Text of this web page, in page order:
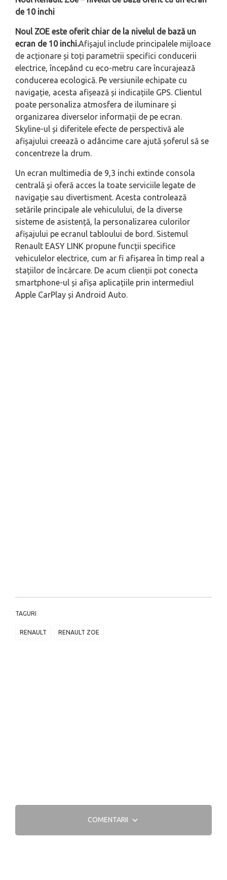
de 10 inchi
Noul ZOE este oferit chiar de la nivelul de bază un
ecran de 10 inchi.Afișajul include principalele mijloace
de acționare și toți parametrii specifici conducerii
electrice, începând cu eco-metru care încurajează
conducerea ecologică. Pe versiunile echipate cu
navigație, acesta afișează și indicațiile GPS. Clientul
poate personaliza atmosfera de iluminare și
organizarea diverselor informații de pe ecran.
Skyline-ul și diferitele efecte de perspectivă ale
afișajului creează o adâncime care ajută șoferul să se
concentreze la drum.
Un ecran multimedia de 9,3 inchi extinde consola
centrală şi oferă acces la toate serviciile legate de
navigație sau divertisment. Acesta controlează
setările principale ale vehiculului, de la diverse
sisteme de asistență, la personalizarea culorilor
afișajului pe ecranul tabloului de bord. Sistemul
Renault EASY LINK propune funcții specifice
vehiculelor electrice, cum ar fi afișarea în timp real a
stațiilor de încărcare. De acum clienții pot conecta
smartphone-ul și afișa aplicațiile prin intermediul
Apple CarPlay și Android Auto.
TAGURI
RENAULT RENAULT ZOE
COMENTARII